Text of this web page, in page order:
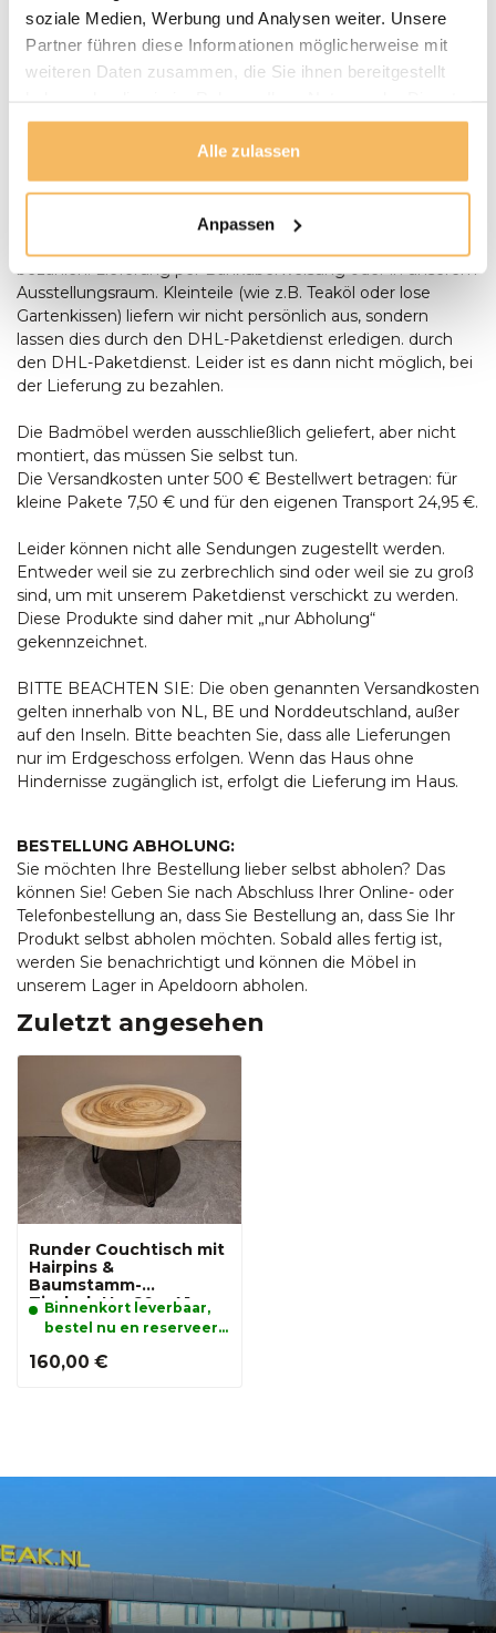
soziale Medien, Werbung und Analysen weiter. Unsere
Partner führen diese Informationen möglicherweise mit
weiteren Daten zusammen, die Sie ihnen bereitgestellt
gesammelt haben.
Alle zulassen
Anpassen
mit Ihnen einen Termin für die Lieferung. Unsere
Gartenmöbel werden bei Bedarf von unserem Fahrer
montiert und aufgestellt. Anlieferungen erfolgen nur
ebenerdig. Bei der Lieferung eines Baumstamm-Tisches
anwesend sein, um Aufstellen des Tisches anwesend sein.
Bestellungen ab € 500,- werden kostenlos geliefert. Sie
können bei der Lieferung mit einem Stift oder in bar
bezahlen, Wenn die Umstände es Ihnen unmöglich
machen, bei der Lieferung zu bezahlen, können Sie auch
Ausstellungsraum. Kleinteile (wie z.B. Teaköl oder lose
Gartenkissen) liefern wir nicht persönlich aus, sondern
lassen dies durch den DHL-Paketdienst erledigen. durch
den DHL-Paketdienst. Leider ist es dann nicht möglich, bei
der Lieferung zu bezahlen.
Die Badmöbel werden ausschließlich geliefert, aber nicht
montiert, das müssen Sie selbst tun.
Die Versandkosten unter 500 € Bestellwert betragen: für
kleine Pakete 7,50 € und für den eigenen Transport 24,95 €.
Leider können nicht alle Sendungen zugestellt werden.
Entweder weil sie zu zerbrechlich sind oder weil sie zu groß
sind, um mit unserem Paketdienst verschickt zu werden.
Diese Produkte sind daher mit „nur Abholung“
gekennzeichnet.
BITTE BEACHTEN SIE: Die oben genannten Versandkosten
gelten innerhalb von NL, BE und Norddeutschland, außer
auf den Inseln. Bitte beachten Sie, dass alle Lieferungen
nur im Erdgeschoss erfolgen. Wenn das Haus ohne
Hindernisse zugänglich ist, erfolgt die Lieferung im Haus.
BESTELLUNG ABHOLUNG:
Sie möchten Ihre Bestellung lieber selbst abholen? Das
können Sie! Geben Sie nach Abschluss Ihrer Online- oder
Telefonbestellung an, dass Sie Bestellung an, dass Sie Ihr
Produkt selbst abholen möchten. Sobald alles fertig ist,
werden Sie benachrichtigt und können die Möbel in
unserem Lager in Apeldoorn abholen.
Zuletzt angesehen
Runder Couchtisch mit
Hairpins &
Baumstamm-
Tischplatte 60 x 41 cm
Binnenkort leverbaar,
bestel nu en reserveer
160,00 €